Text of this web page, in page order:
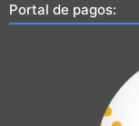
Portal de pagos: